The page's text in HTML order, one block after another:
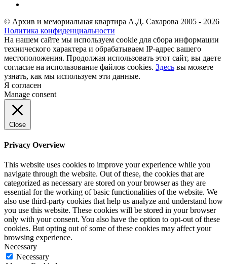
© Архив и мемориальная квартира А.Д. Сахарова 2005 - 2026
Политика конфиденциальности
На нашем сайте мы используем cookie для сбора информации
технического характера и обрабатываем IP-адрес вашего
местоположения. Продолжая использовать этот сайт, вы даете
согласие на использование файлов cookies. Здесь вы можете
узнать, как мы используем эти данные.
Я согласен
Manage consent
Close
Privacy Overview
This website uses cookies to improve your experience while you
navigate through the website. Out of these, the cookies that are
categorized as necessary are stored on your browser as they are
essential for the working of basic functionalities of the website. We
also use third-party cookies that help us analyze and understand how
you use this website. These cookies will be stored in your browser
only with your consent. You also have the option to opt-out of these
cookies. But opting out of some of these cookies may affect your
browsing experience.
Necessary
Necessary